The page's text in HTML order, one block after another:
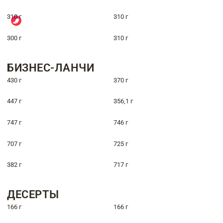
310 г 310 г
300 г 310 г
БИЗНЕС-ЛАНЧИ
430 г 370 г
447 г 356,1 г
747 г 746 г
707 г 725 г
382 г 717 г
ДЕСЕРТЫ
166 г 166 г